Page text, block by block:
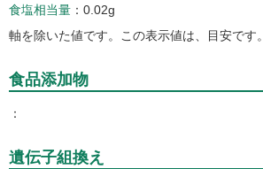
食塩相当量
0.02g
軸を除いた値です。この表示値は、目安です。
食品添加物
遺伝子組換え